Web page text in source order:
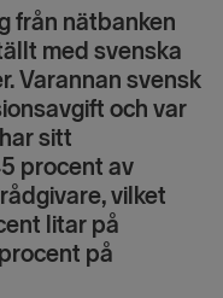
från nätbanken
med svenska
Varannan svensk
och var
sitt
procent av
vilket
litar på
på